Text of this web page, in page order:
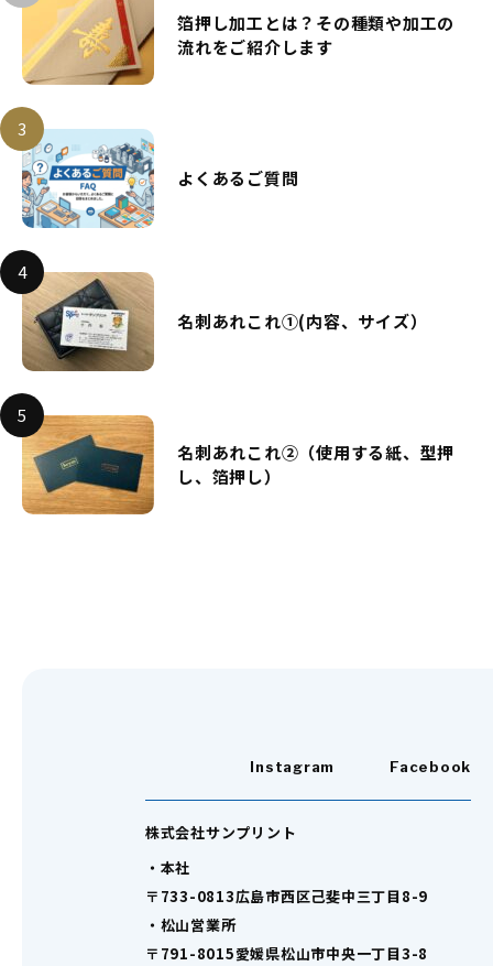
箔押し加工とは？その種類や加工の
流れをご紹介します
よくあるご質問
名刺あれこれ①(内容、サイズ）
名刺あれこれ②（使用する紙、型押
し、箔押し）
Instagram Facebook
株式会社サンプリント
・本社
〒733-0813広島市西区己斐中三丁目8-9
・松山営業所
〒791-8015愛媛県松山市中央一丁目3-8